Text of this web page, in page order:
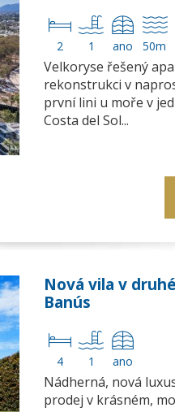
2 1 ano 50m
Velkoryse řešený
rekonstrukci v
první lini u moře v
Costa del Sol...
Nová vila v
Banús
4 1 ano
Nádherná, nová
prodej v krásném,